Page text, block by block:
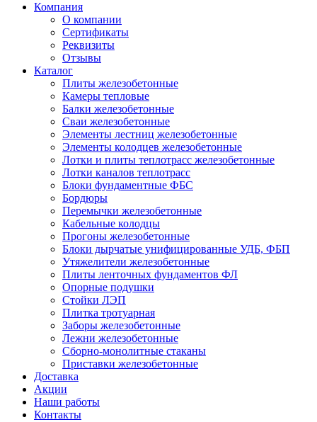
Компания
О компании
Сертификаты
Реквизиты
Отзывы
Каталог
Плиты железобетонные
Камеры тепловые
Балки железобетонные
Сваи железобетонные
Элементы лестниц железобетонные
Элементы колодцев железобетонные
Лотки и плиты теплотрасс железобетонные
Лотки каналов теплотрасс
Блоки фундаментные ФБС
Бордюры
Перемычки железобетонные
Кабельные колодцы
Прогоны железобетонные
Блоки дырчатые унифицированные УДБ, ФБП
Утяжелители железобетонные
Плиты ленточных фундаментов ФЛ
Опорные подушки
Стойки ЛЭП
Плитка тротуарная
Заборы железобетонные
Лежни железобетонные
Сборно-монолитные стаканы
Приставки железобетонные
Доставка
Акции
Наши работы
Контакты